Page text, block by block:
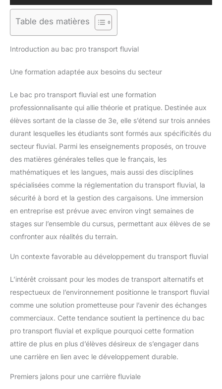
Table des matières
Introduction au bac pro transport fluvial
Une formation adaptée aux besoins du secteur
Le bac pro transport fluvial est une formation
professionnalisante qui allie théorie et pratique. Destinée aux
élèves sortant de la classe de 3e, elle s’étend sur trois années
durant lesquelles les étudiants sont formés aux spécificités du
secteur fluvial. Parmi les enseignements proposés, on trouve
des matières générales telles que le français, les
mathématiques et les langues, mais aussi des disciplines
spécialisées comme la réglementation du transport fluvial, la
sécurité à bord et la gestion des cargaisons. Une immersion
en entreprise est prévue avec environ vingt semaines de
stages sur l’ensemble du cursus, permettant aux élèves de se
confronter aux réalités du terrain.
Un contexte favorable au développement du transport fluvial
L’intérêt croissant pour les modes de transport alternatifs et
respectueux de l’environnement positionne le transport fluvial
comme une solution prometteuse pour l’avenir des échanges
commerciaux. Cette tendance soutient la pertinence du bac
pro transport fluvial et explique pourquoi cette formation
attire de plus en plus d’élèves désireux de s’engager dans
une carrière en lien avec le développement durable.
Premiers jalons pour une carrière fluviale